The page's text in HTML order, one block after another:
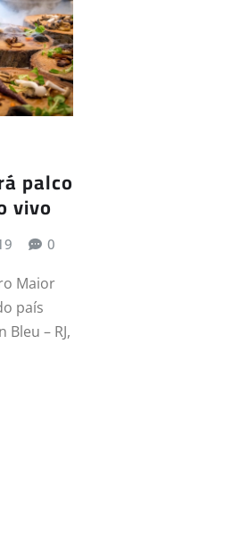
palco
vivo
0
Maior
país
– RJ,